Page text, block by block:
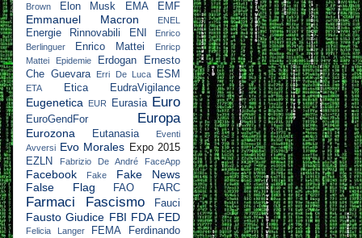
Brown
Elon Musk EMA EMF
Emmanuel Macron ENEL
Energie Rinnovabili ENI
Enrico
Berlinguer
Enrico Mattei
Enricp
Mattei
Epidemie Erdogan
Ernesto
Che Guevara
Erri De Luca ESM
ETA Etica EudraVigilance
Eugenetica EUR Eurasia Euro
EuroGendFor Europa
Eurozona Eutanasia
Eventi
Avversi Evo Morales Expo 2015
EZLN
Fabrizio De André FaceApp
Facebook Fake
Fake News
False Flag
FAO FARC
Farmaci Fascismo Fauci
Fausto Giudice FBI FDA FED
Felicia Langer FEMA
Ferdinando